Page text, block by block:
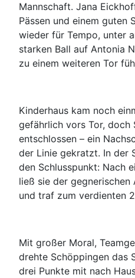
Mannschaft. Jana
Pässen und einem guten
wieder für Tempo, unter
starken Ball auf Antonia
zu einem weiteren Tor
Kinderhaus kam noch
gefährlich vors Tor,
entschlossen – ein
der Linie gekratzt. In der
den Schlusspunkt: Nach
ließ sie der gegnerischen
und traf zum verdienten
Mit großer Moral,
drehte Schöppingen das
drei Punkte mit nach